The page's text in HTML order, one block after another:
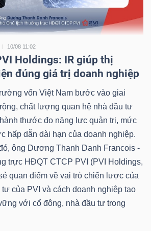
10/08 11:02
Holdings: IR giúp thị
đúng giá trị doanh nghiệp
vốn Việt Nam bước vào giai
chất lượng quan hệ nhà đầu tư
thước đo năng lực quản trị, mức
hấp dẫn dài hạn của doanh nghiệp.
ông Dương Thanh Danh Francois -
trực HĐQT CTCP PVI (PVI Holdings,
quan điểm về vai trò chiến lược của
tư của PVI và cách doanh nghiệp tạo
với cổ đông, nhà đầu tư trong